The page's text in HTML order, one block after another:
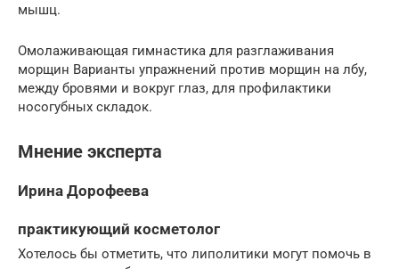
мышц.
Омолаживающая гимнастика для разглаживания
морщин Варианты упражнений против морщин на лбу,
между бровями и вокруг глаз, для профилактики
носогубных складок.
Мнение эксперта
Ирина Дорофеева
практикующий косметолог
Хотелось бы отметить, что липолитики могут помочь в